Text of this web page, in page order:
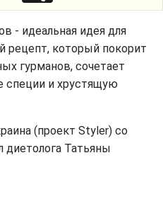
- идеальная идея для
рецепт, который покорит
гурманов, сочетает
и хрустящую
(проект Styler) со
диетолога Татьяны